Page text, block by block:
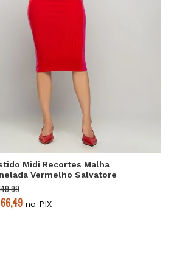
Midi Recortes Malha
Vermelho Salvatore
no PIX